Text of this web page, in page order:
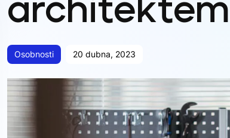
Osobnosti 20 dubna, 2023